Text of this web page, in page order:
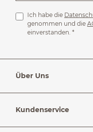
Ich habe die
genommen und die
einverstanden. *
Über Uns
Kundenservice